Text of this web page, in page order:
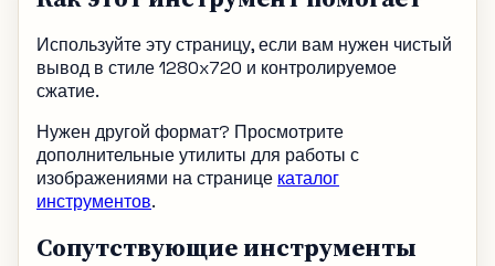
Используйте эту страницу, если вам нужен чистый
вывод в стиле 1280x720 и контролируемое
сжатие.
Нужен другой формат? Просмотрите
дополнительные утилиты для работы с
изображениями на странице каталог
инструментов.
Сопутствующие инструменты